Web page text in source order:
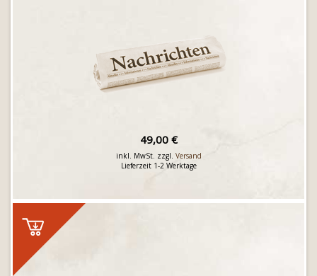
49,00 €
inkl. MwSt. zzgl. Versand
Lieferzeit 1-2 Werktage